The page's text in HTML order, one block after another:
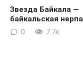
Звезда Байкала —
байкальская нерпа
0 7.7к.